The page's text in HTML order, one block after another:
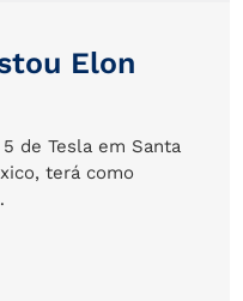
Elon
de Tesla em Santa
terá como